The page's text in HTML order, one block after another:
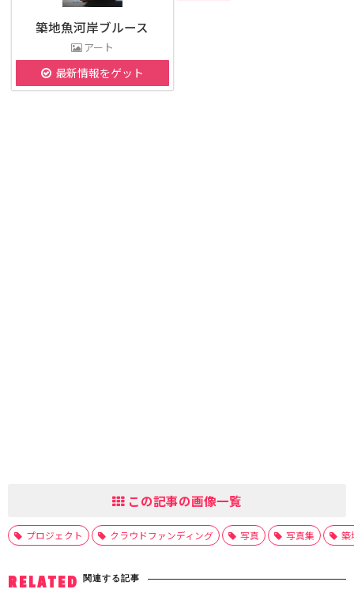
築地魚河岸ブルース
アート
最新情報をゲット
この記事の画像一覧
プロジェクト クラウドファンディング 写真 写真集 築
RELATED 関連する記事